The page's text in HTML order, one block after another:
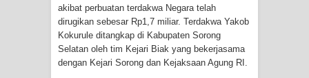
2026 di Lapangan Karang PTC Entrop
Kebakaran Hanguskan Satu Rumah
di Kompleks Asrama Polisi Sorong
akibat perbuatan terdakwa Negara telah
dirugikan sebesar Rp1,7 miliar. Terdakwa Yakob
Kokurule ditangkap di Kabupaten Sorong
Selatan oleh tim Kejari Biak yang bekerjasama
dengan Kejari Sorong dan Kejaksaan Agung RI.